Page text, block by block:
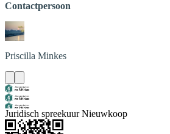
Contactpersoon
Priscilla Minkes
Juridisch spreekuur Nieuwkoop